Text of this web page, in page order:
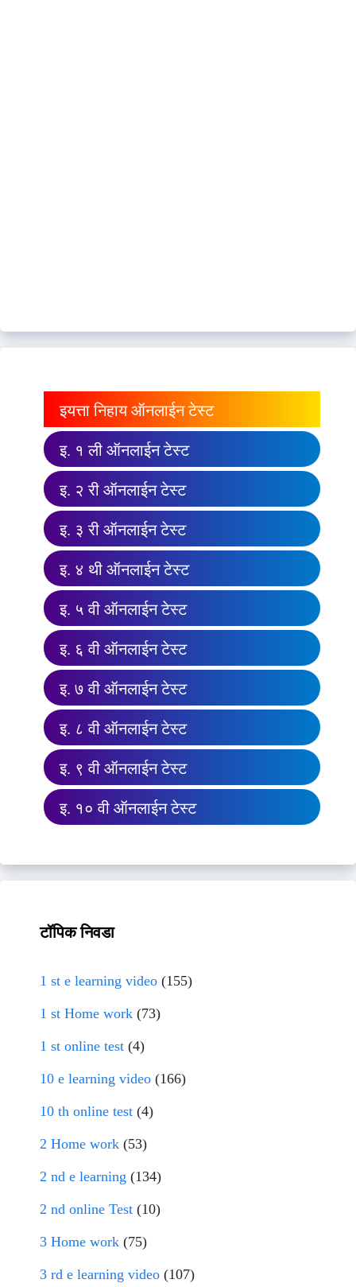
इयत्ता निहाय ऑनलाईन टेस्ट
इ. १ ली ऑनलाईन टेस्ट
इ. २ री ऑनलाईन टेस्ट
इ. ३ री ऑनलाईन टेस्ट
इ. ४ थी ऑनलाईन टेस्ट
इ. ५ वी ऑनलाईन टेस्ट
इ. ६ वी ऑनलाईन टेस्ट
इ. ७ वी ऑनलाईन टेस्ट
इ. ८ वी ऑनलाईन टेस्ट
इ. ९ वी ऑनलाईन टेस्ट
इ. १० वी ऑनलाईन टेस्ट
टॉपिक निवडा
1 st e learning video (155)
1 st Home work (73)
1 st online test (4)
10 e learning video (166)
10 th online test (4)
2 Home work (53)
2 nd e learning (134)
2 nd online Test (10)
3 Home work (75)
3 rd e learning video (107)